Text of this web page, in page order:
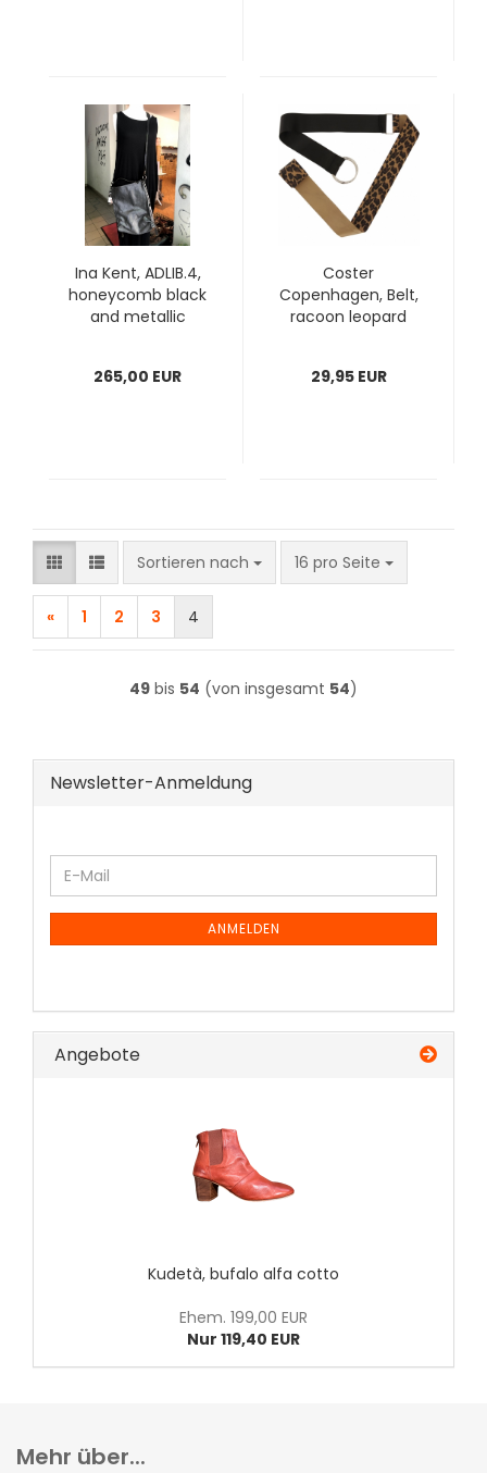
Ina Kent, ADLIB.4,
honeycomb black
and metallic
265,00 EUR
Coster
Copenhagen, Belt,
racoon leopard
29,95 EUR
Sortieren nach
Sortieren nach 16 pro Seite
pro Seite
« 1 2 3 4
49 bis 54 (von insgesamt 54)
Newsletter-Anmeldung
WEITER
ZUR
NEWSLETTER-
E-
Mail
ANMELDEN
Angebote
Kudetà, bufalo alfa cotto
Ehem. 199,00 EUR
Nur 119,40 EUR
Mehr über...